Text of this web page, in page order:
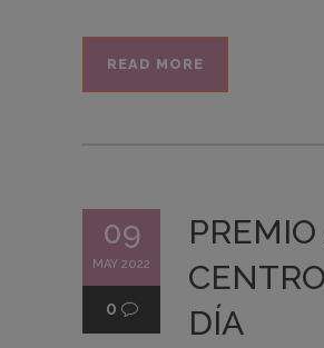
READ MORE
09
MAY 2022
0
DÍA